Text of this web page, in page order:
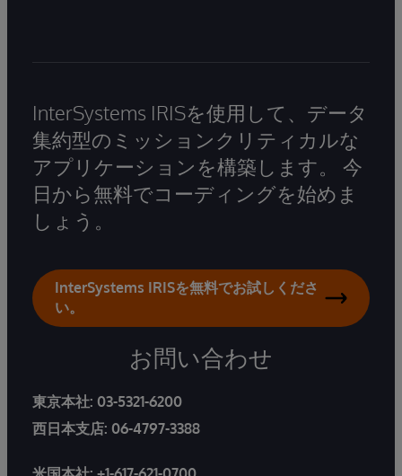
InterSystems IRISを使用して、データ
集約型のミッションクリティカルな
アプリケーションを構築します。 今
日から無料でコーディングを始めま
しょう。
InterSystems IRISを無料でお試しくださ
い。
お問い合わせ
東京本社: 03-5321-6200
西日本支店: 06-4797-3388